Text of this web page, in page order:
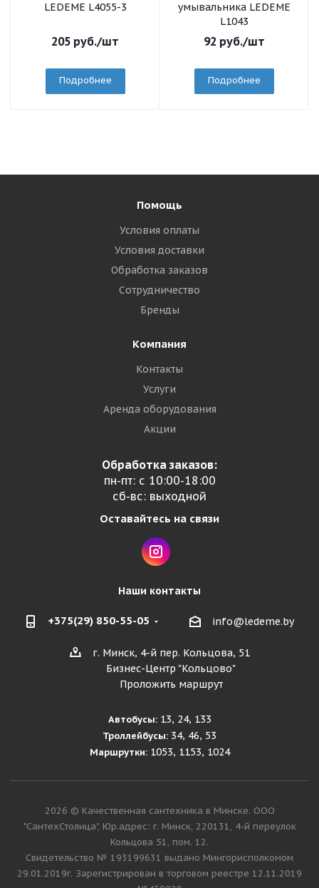
LEDEME L4055-3
205 руб./шт
Подробнее
умывальника LEDEME
L1043
92 руб./шт
Подробнее
Помощь
Условия оплаты
Условия доставки
Обработка заказов
Сотрудничество
Бренды
Компания
Контакты
Услуги
Аренда оборудования
Акции
Обработка заказов:
пн-пт: с 10:00-18:00
сб-вс: выходной
Оставайтесь на связи
Наши контакты
+375(29) 850-55-05 info@ledeme.by
г. Минск, 4-й пер. Кольцова, 51
Бизнес-Центр "Кольцово"
Проложить маршрут
Автобусы:13, 24, 133
Троллейбусы: 34, 46, 53
Маршрутки:1053, 1153, 1024
2026 © Качественная сантехника в Минске. ООО
"СантехСтолица", Юр.адрес: г. Минск, 220131, 4-й переулок
Кольцова 51, пом. 12.
Cвидетельство № 193199631 выдано Мингорисполкомом
29.01.2019г. Зарегистрирован в торговом реестре 12.11.2019